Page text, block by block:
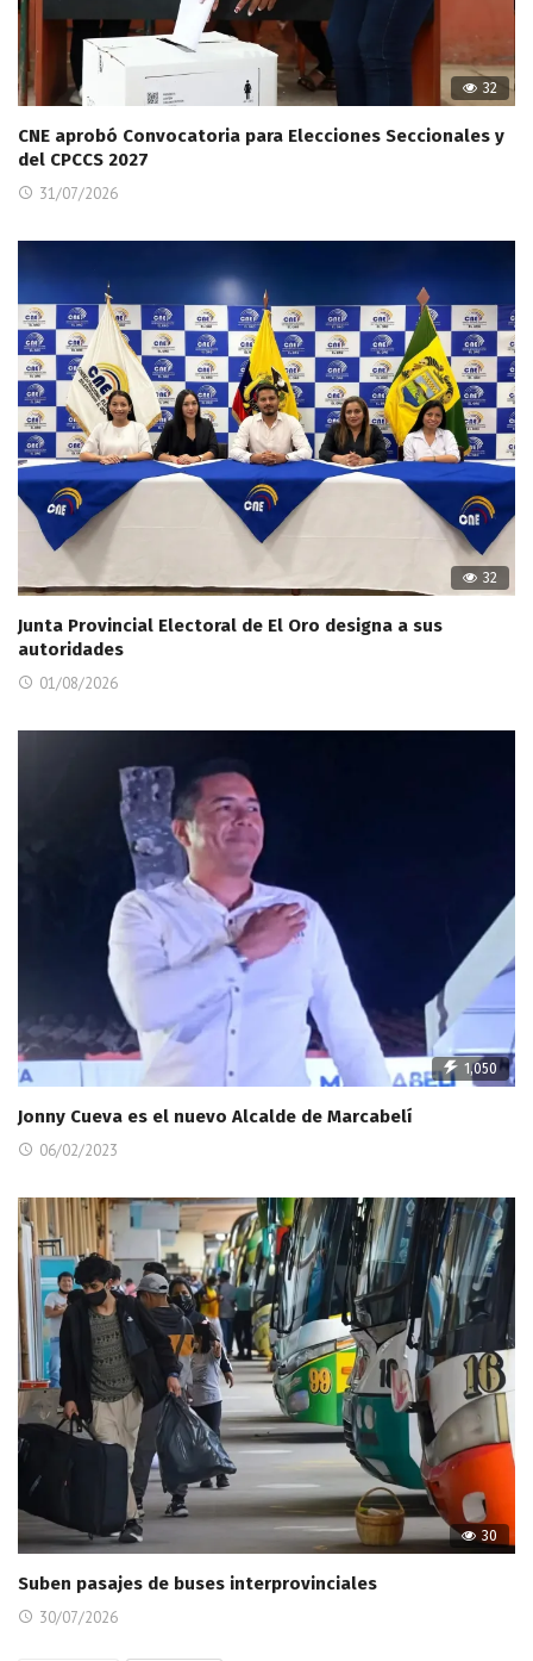
32
CNE aprobó Convocatoria para Elecciones Seccionales y
del CPCCS 2027
31/07/2026
32
Junta Provincial Electoral de El Oro designa a sus
autoridades
01/08/2026
1,050
Jonny Cueva es el nuevo Alcalde de Marcabelí
06/02/2023
30
Suben pasajes de buses interprovinciales
30/07/2026